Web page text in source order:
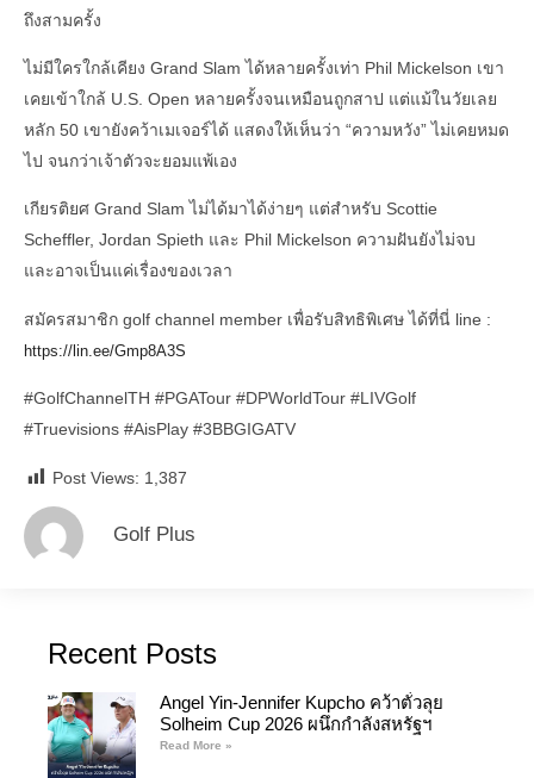
ถึงสามครั้ง
ไม่มีใครใกล้เคียง Grand Slam ได้หลายครั้งเท่า Phil Mickelson เขา
เคยเข้าใกล้ U.S. Open หลายครั้งจนเหมือนถูกสาป แต่แม้ในวัยเลย
หลัก 50 เขายังคว้าเมเจอร์ได้ แสดงให้เห็นว่า “ความหวัง” ไม่เคยหมด
ไป จนกว่าเจ้าตัวจะยอมแพ้เอง
เกียรติยศ Grand Slam ไม่ได้มาได้ง่ายๆ แต่สำหรับ Scottie
Scheffler, Jordan Spieth และ Phil Mickelson ความฝันยังไม่จบ
และอาจเป็นแค่เรื่องของเวลา
สมัครสมาชิก golf channel member เพื่อรับสิทธิพิเศษ ได้ที่นี่ line :
https://lin.ee/Gmp8A3S
#GolfChannelTH #PGATour #DPWorldTour #LIVGolf
#Truevisions #AisPlay #3BBGIGATV
Post Views: 1,387
Golf Plus
Recent Posts
Angel Yin-Jennifer Kupcho คว้าตั๋วลุย
Solheim Cup 2026 ผนึกกำลังสหรัฐฯ
Read More »